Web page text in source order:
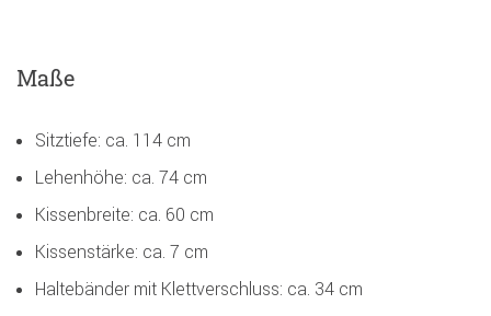
Maße
Sitztiefe: ca. 114 cm
Lehenhöhe: ca. 74 cm
Kissenbreite: ca. 60 cm
Kissenstärke: ca. 7 cm
Haltebänder mit Klettverschluss: ca. 34 cm